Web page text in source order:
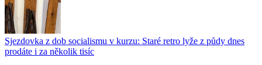
Sjezdovka z dob socialismu v kurzu: Staré retro lyže z půdy dnes
prodáte i za několik tisíc